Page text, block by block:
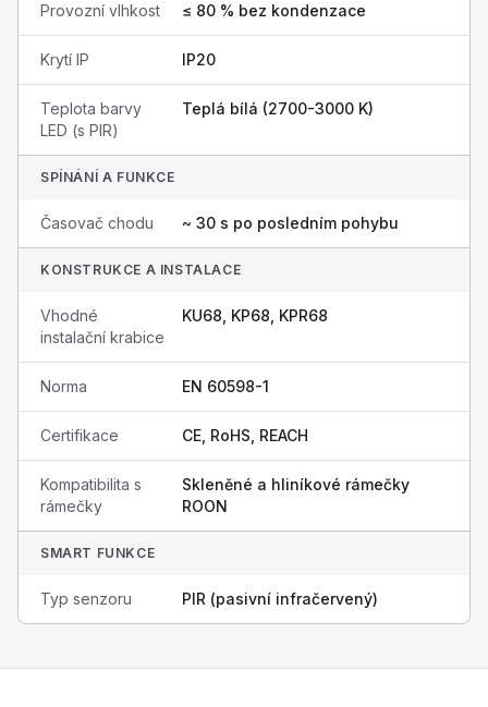
Provozní vlhkost ≤ 80 % bez kondenzace
Krytí IP IP20
Teplota barvy
LED (s PIR)
Teplá bílá (2700-3000 K)
SPÍNÁNÍ A FUNKCE
Časovač chodu ~ 30 s po posledním pohybu
KONSTRUKCE A INSTALACE
Vhodné
instalační krabice
KU68, KP68, KPR68
Norma EN 60598-1
Certifikace CE, RoHS, REACH
Kompatibilita s
rámečky
Skleněné a hliníkové rámečky
ROON
SMART FUNKCE
Typ senzoru PIR (pasivní infračervený)